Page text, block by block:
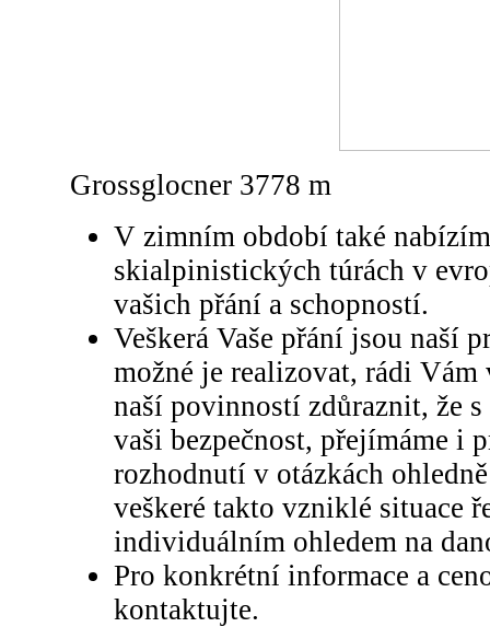
Grossglocner 3778 m
V zimním období také
skialpinistických túrách v
vašich přání a schopností.
Veškerá Vaše přání jsou naší
možné je realizovat, rádi
naší povinností zdůraznit, že
vaši bezpečnost, přejímáme i
rozhodnutí v otázkách
veškeré takto vzniklé situace
individuálním ohledem na
Pro konkrétní informace a
kontaktujte.